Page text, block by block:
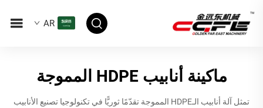
AR
ماكينة أنابيب HDPE المموجة
تمثل آلة أنابيب الـHDPE المموجة تقدّمًا ثوريًّا في تكنولوجيا تصنيع الأنابيب